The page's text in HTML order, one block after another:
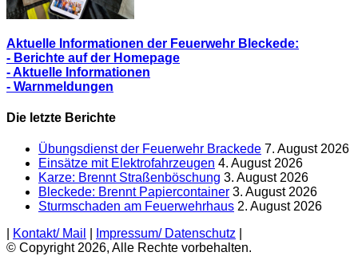
Aktuelle Informationen der Feuerwehr Bleckede:
- Berichte auf der Homepage
- Aktuelle Informationen
- Warnmeldungen
Die letzte Berichte
Übungsdienst der Feuerwehr Brackede 7. August 2026
Einsätze mit Elektrofahrzeugen 4. August 2026
Karze: Brennt Straßenböschung 3. August 2026
Bleckede: Brennt Papiercontainer 3. August 2026
Sturmschaden am Feuerwehrhaus 2. August 2026
Kontakt/ Mail Impressum/ Datenschutz
© Copyright 2026, Alle Rechte vorbehalten.